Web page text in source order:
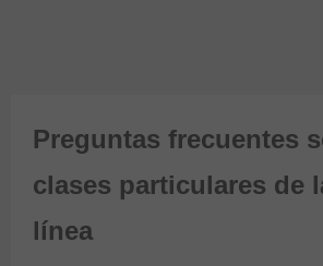
Preguntas frecuentes
clases particulares de
línea